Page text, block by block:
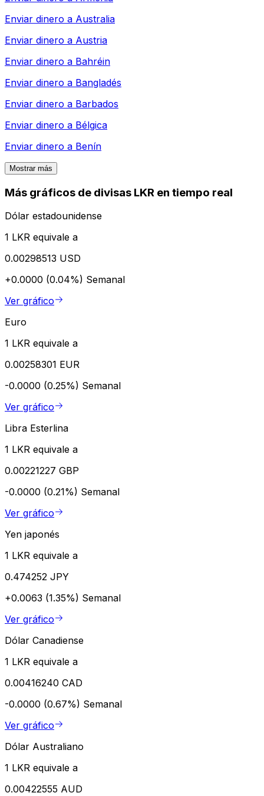
Enviar dinero a Australia
Enviar dinero a Austria
Enviar dinero a Bahréin
Enviar dinero a Bangladés
Enviar dinero a Barbados
Enviar dinero a Bélgica
Enviar dinero a Benín
Mostrar más
Más gráficos de divisas LKR en tiempo real
Dólar estadounidense
1 LKR equivale a
0.00298513 USD
+0.0000 (0.04%) Semanal
Ver gráfico
Euro
1 LKR equivale a
0.00258301 EUR
-0.0000 (0.25%) Semanal
Ver gráfico
Libra Esterlina
1 LKR equivale a
0.00221227 GBP
-0.0000 (0.21%) Semanal
Ver gráfico
Yen japonés
1 LKR equivale a
0.474252 JPY
+0.0063 (1.35%) Semanal
Ver gráfico
Dólar Canadiense
1 LKR equivale a
0.00416240 CAD
-0.0000 (0.67%) Semanal
Ver gráfico
Dólar Australiano
1 LKR equivale a
0.00422555 AUD